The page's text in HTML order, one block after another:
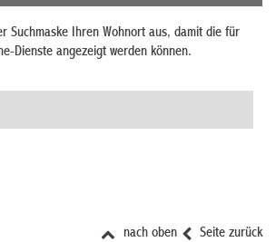
Suchmaske Ihren Wohnort aus, damit die für
Dienste angezeigt werden können.
Seite zurück
nach oben